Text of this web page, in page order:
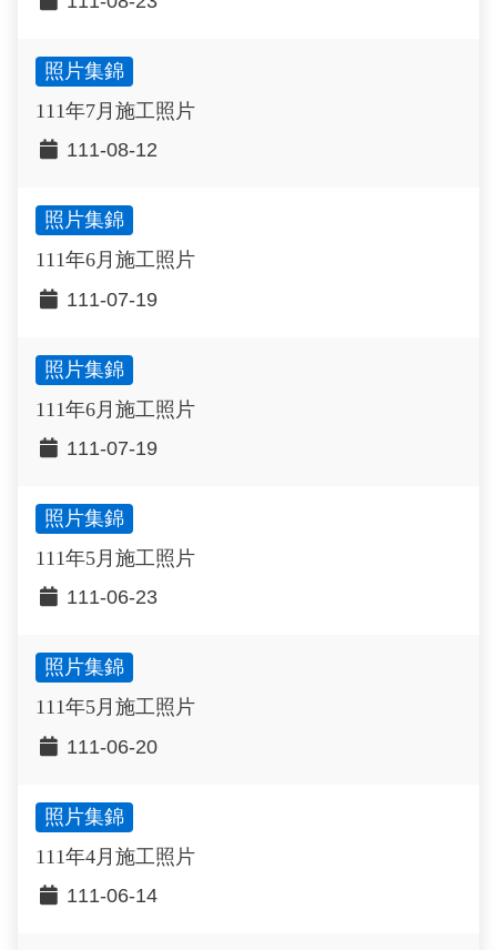
照片集錦
111年7月施工照片
111-08-12
照片集錦
111年6月施工照片
111-07-19
照片集錦
111年6月施工照片
111-07-19
照片集錦
111年5月施工照片
111-06-23
照片集錦
111年5月施工照片
111-06-20
照片集錦
111年4月施工照片
111-06-14